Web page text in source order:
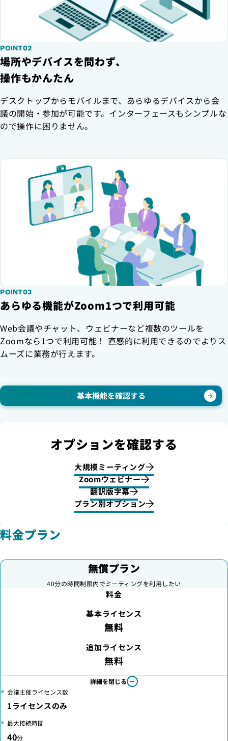
POINT02
場所やデバイスを問わず、
操作もかんたん
デスクトップからモバイルまで、あらゆるデバイスから会
議の開始・参加が可能です。インターフェースもシンプルな
ので操作に困りません。
POINT03
あらゆる機能がZoom1つで利用可能
Web会議やチャット、ウェビナーなど複数のツールを
Zoomなら1つで利用可能！ 直感的に利用できるのでよりス
ムーズに業務が行えます。
基本機能を確認する
オプションを確認する
大規模ミーティング
Zoomウェビナー
翻訳版字幕
プラン別オプション
料金プラン
無償プラン
40分の時間制限内でミーティングを利用したい
料金
基本ライセンス
無料
追加ライセンス
無料
詳細を閉じる
会議主催ライセンス数
1ライセンスのみ
最大接続時間
40分